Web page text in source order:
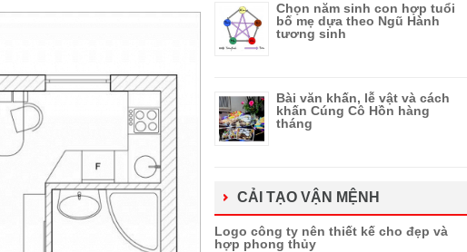
Chọn năm sinh con hợp tuổi
bố mẹ dựa theo Ngũ Hành
tương sinh
Bài văn khấn, lễ vật và cách
khấn Cúng Cô Hồn hàng
tháng
CẢI TẠO VẬN MỆNH
Logo công ty nên thiết kế cho đẹp và
hợp phong thủy